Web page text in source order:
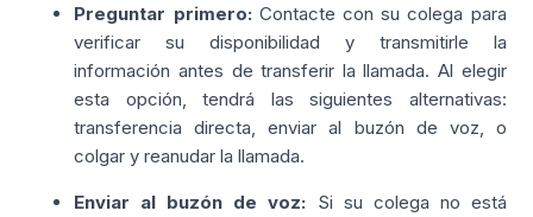
Preguntar primero: Contacte con su colega para
verificar su disponibilidad y transmitirle la
información antes de transferir la llamada. Al elegir
esta opción, tendrá las siguientes alternativas:
transferencia directa, enviar al buzón de voz, o
colgar y reanudar la llamada.
Enviar al buzón de voz: Si su colega no está